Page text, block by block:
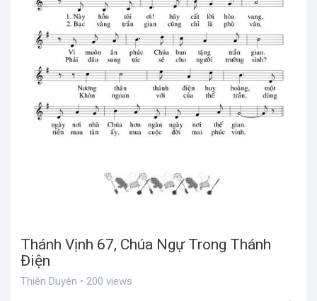
Thánh Vịnh 67, Chúa Ngự Trong Thánh
Điện
Thiên Duyên • 200 views